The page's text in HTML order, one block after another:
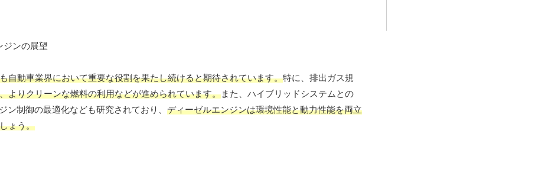
自動車業界において重要な役割を果たし続けると期待されています。特に、排出ガス規
よりクリーンな燃料の利用などが進められています。また、ハイブリッドシステムとの
制御の最適化なども研究されており、 ディーゼルエンジンは環境性能と動力性能を両立
ょう。